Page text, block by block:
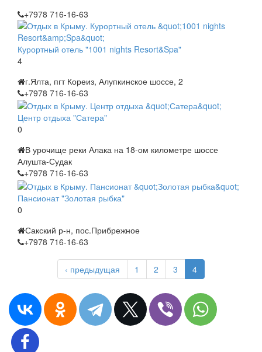
+7978 716-16-63
Курортный отель "1001 nights Resort&Spa"
4
г.Ялта, пгт Кореиз, Алупкинское шоссе, 2
+7978 716-16-63
Центр отдыха "Сатера"
0
В урочище реки Алака на 18-ом километре шоссе
Алушта-Судак
+7978 716-16-63
Пансионат "Золотая рыбка"
0
Сакский р-н, пос.Прибрежное
+7978 716-16-63
‹ предыдущая 1 2 3 4